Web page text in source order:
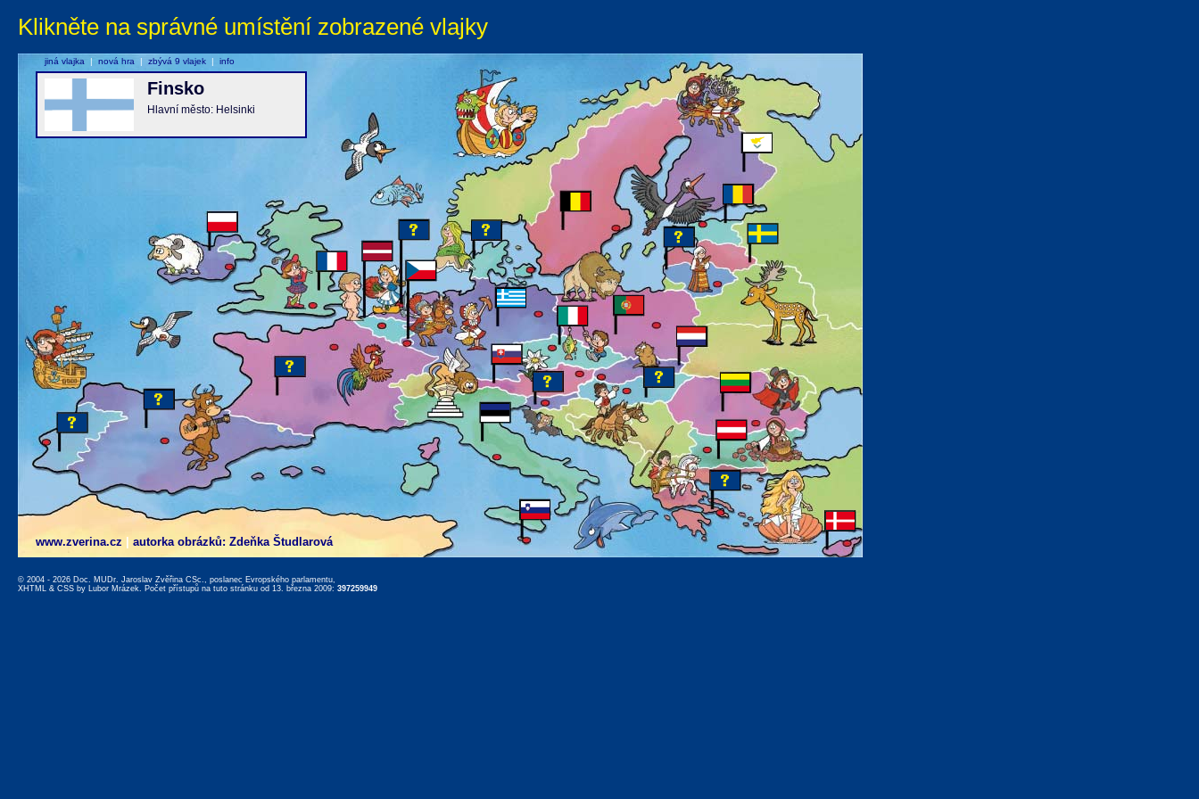
Klikněte na správné umístění zobrazené vlajky
www.zverina.cz autorka obrázků: Zdeňka Študlarová
Finsko
Hlavní město: Helsinki
jiná vlajka | nová hra | zbývá 9 vlajek | info
© 2004 - 2026 Doc. MUDr. Jaroslav Zvěřina CSc., poslanec Evropského parlamentu,
XHTML & CSS by Lubor Mrázek. Počet přístupů na tuto stránku od 13. března 2009: 397259949